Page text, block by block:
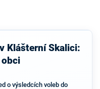
Klášterní Skalici:
o výsledcích voleb do